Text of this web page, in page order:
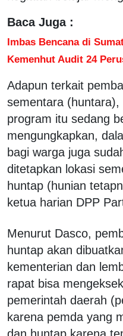
Baca Juga :
Imbas Bencana di
Kemenhut Audit 24
Adapun terkait
sementara
program itu sedang
mengungkapkan,
bagi warga juga
ditetapkan lokasi
huntap (hunian
ketua harian DPP
Menurut Dasco,
huntap akan d
kementerian dan
rapat bisa
pemerintah daerah
karena pemda yang